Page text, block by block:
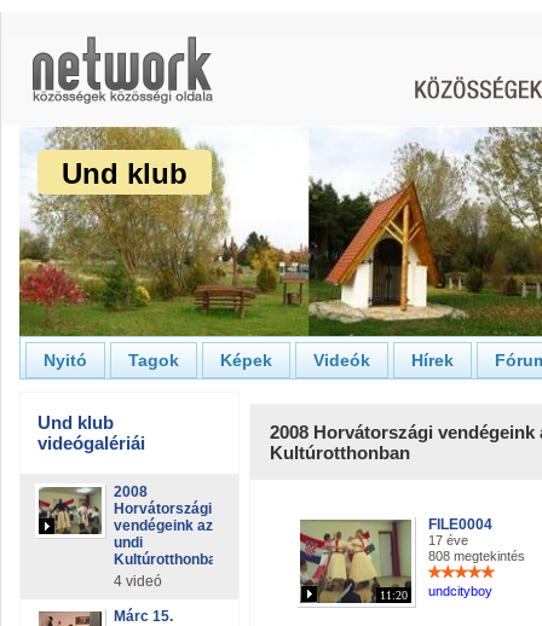
Und klub
Nyitó Tagok Képek Videók Hírek
Und klub
videógalériái
2008
Horvátországi
vendégeink az
undi
Kultúrotthonban
4 videó
Márc 15.
2008 Horvátországi vendégeink
Kultúrotthonban
11:20
FILE0004
17 éve
808 megtekintés
undcityboy